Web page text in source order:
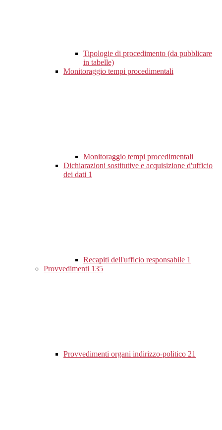
Tipologie di procedimento (da pubblicare
in tabelle)
Monitoraggio tempi procedimentali
Monitoraggio tempi procedimentali
Dichiarazioni sostitutive e acquisizione d'ufficio
dei dati 1
Recapiti dell'ufficio responsabile 1
Provvedimenti 135
Provvedimenti organi indirizzo-politico 21